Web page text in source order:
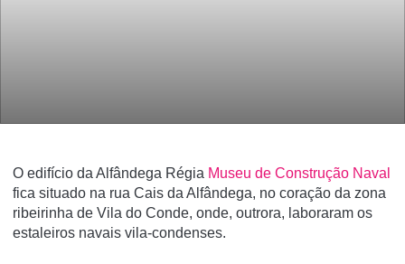
O edifício da Alfândega Régia Museu de Construção Naval
fica situado na rua Cais da Alfândega, no coração da zona
ribeirinha de Vila do Conde, onde, outrora, laboraram os
estaleiros navais vila-condenses.